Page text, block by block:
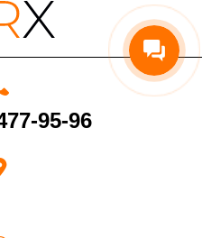
качества составляет 30 дней с
зависит от банка, который
95-96